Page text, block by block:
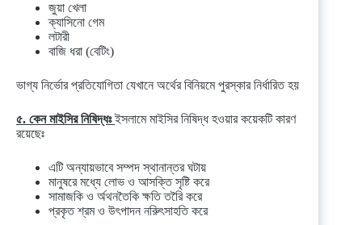
জুয়া খেলা
ক্যাসিনো গেম
লটারী
বাজি ধরা (বেটিং)
ভাগ্য নির্ভোর প্রতিযোগিতা যেখানে অর্থের বিনিয়মে পুরস্কার নির্ধারিত হয়
৫. কেন মাইসির নিষিদ্ধঃইসলামে মাইসির নিষিদ্ধ হওয়ার কয়েকটি কারণ
রয়েছেঃ
এটি অন্যায়ভাবে সম্পদ স্থানান্তর ঘটায়
মানুষরে মধ্যে লোভ ও আসক্তি সৃষ্টি করে
সামাজকি ও র্অথনতৈকি ক্ষতি তরৈি করে
প্রকৃত শ্রম ও উৎপাদন নরিুৎসাহতি করে